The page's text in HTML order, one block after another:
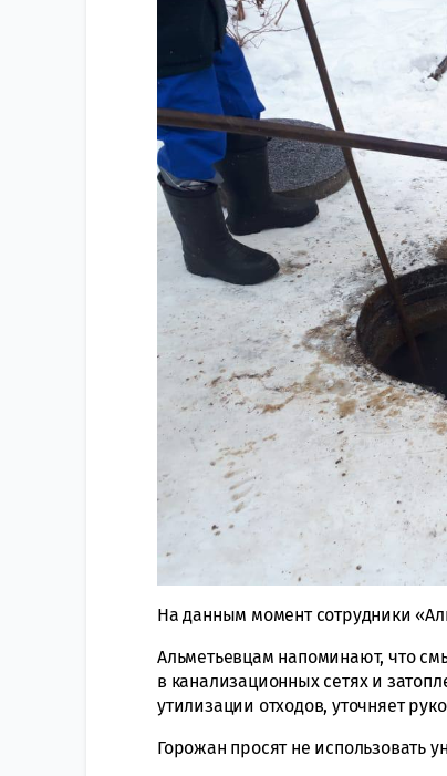
На данным момент сотрудники
Альметьевцам напоминают, что
в канализационных сетях и
утилизации отходов, уточняет
Горожан просят не использовать